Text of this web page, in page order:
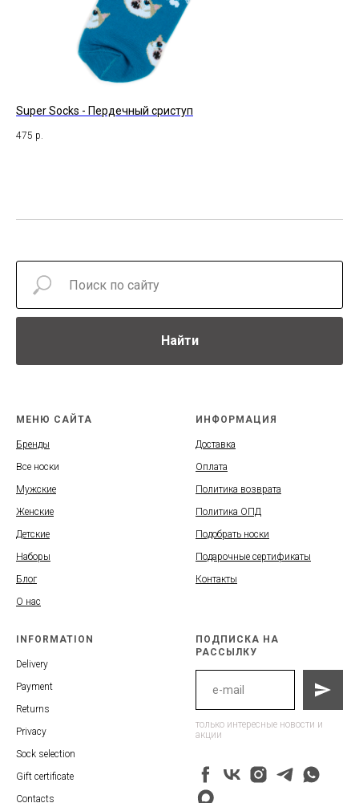
Super Socks - Пердечный сриступ
475 р.
Найти
МЕНЮ САЙТА
Бренды
Все носки
Мужские
Женские
Детские
Наборы
Блог
О нас
ИНФОРМАЦИЯ
Доставка
Оплата
Политика возврата
Политика ОПД
Подобрать носки
Подарочные сертификаты
Контакты
INFORMATION
Delivery
Payment
Returns
Privacy
Sock selection
Gift certificate
Contacts
ПОДПИСКА НА
РАССЫЛКУ
только интересные новости и
акции